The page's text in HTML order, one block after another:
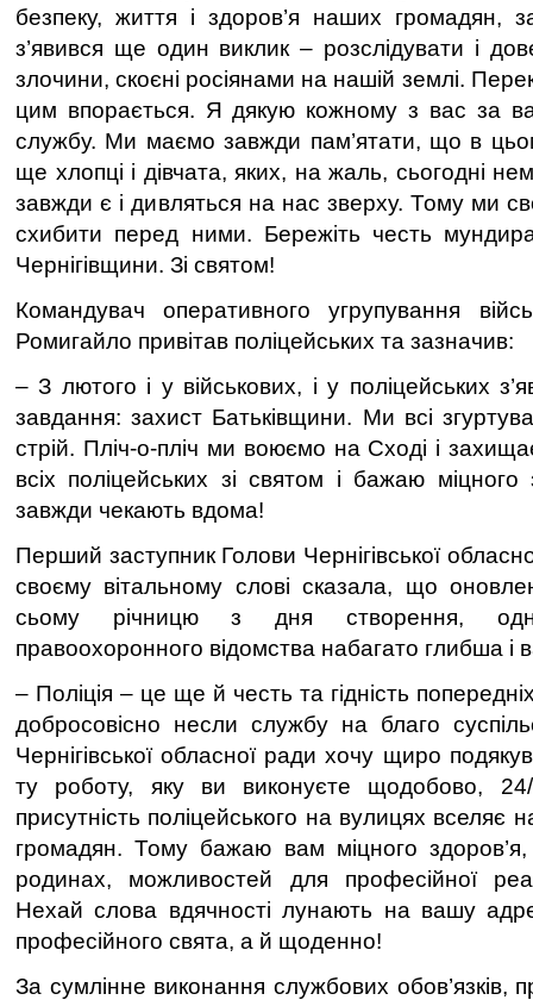
безпеку, життя і здоров’я наших громадян,
з’явився ще один виклик – розслідувати і
злочини, скоєні росіянами на нашій землі.
цим впорається. Я дякую кожному з вас за
службу. Ми маємо завжди пам’ятати, що в
ще хлопці і дівчата, яких, на жаль, сьогодні
завжди є і дивляться на нас зверху. Тому ми
схибити перед ними. Бережіть честь
Чернігівщини. Зі святом!
Командувач оперативного угрупування
Ромигайло привітав поліцейських та зазначив:
– З лютого і у військових, і у поліцейських
завдання: захист Батьківщини. Ми всі
стрій. Пліч-о-пліч ми воюємо на Сході і
всіх поліцейських зі святом і бажаю
завжди чекають вдома!
Перший заступник Голови Чернігівської
своєму вітальному слові сказала, що
сьому річницю з дня створення,
правоохоронного відомства набагато глибша і
– Поліція – це ще й честь та гідність
добросовісно несли службу на благо
Чернігівської обласної ради хочу щиро
ту роботу, яку ви виконуєте щодобово,
присутність поліцейського на вулицях вселяє
громадян. Тому бажаю вам міцного
родинах, можливостей для професійної
Нехай слова вдячності лунають на вашу
професійного свята, а й щоденно!
За сумлінне виконання службових обов’язків,